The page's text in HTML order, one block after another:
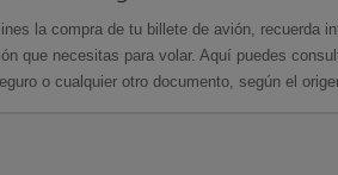
la compra de tu billete de avión, recuerda
que necesitas para volar. Aquí puedes
o cualquier otro documento, según el